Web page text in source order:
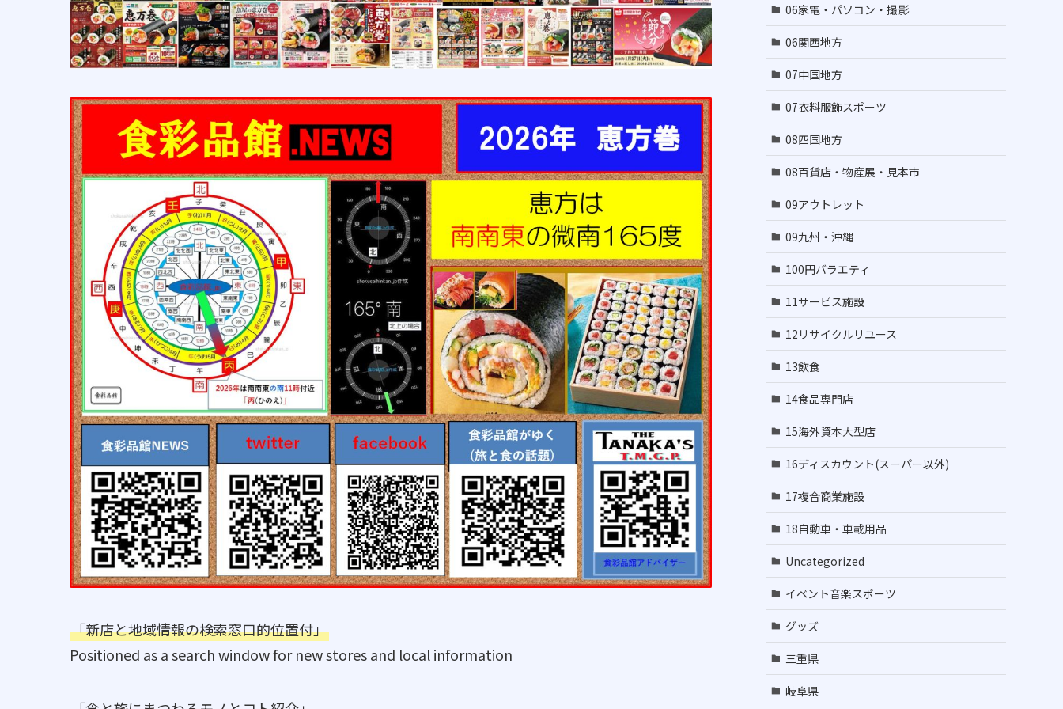
「新店と地域情報の検索窓口的位置付」
Positioned as a search window for new stores and local information
06家電・パソコン・撮影
06関西地方
07中国地方
07衣料服飾スポーツ
08四国地方
08百貨店・物産展・見本市
09アウトレット
09九州・沖縄
100円バラエティ
11サービス施設
12リサイクルリユース
13飲食
14食品専門店
15海外資本大型店
16ディスカウント(スーパー以外)
17複合商業施設
18自動車・車載用品
Uncategorized
イベント音楽スポーツ
グッズ
三重県
岐阜県